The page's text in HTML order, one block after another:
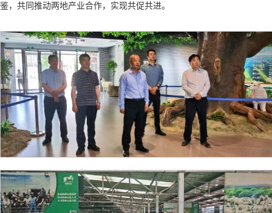
鉴，共同推动两地产业合作，实现共促共进。